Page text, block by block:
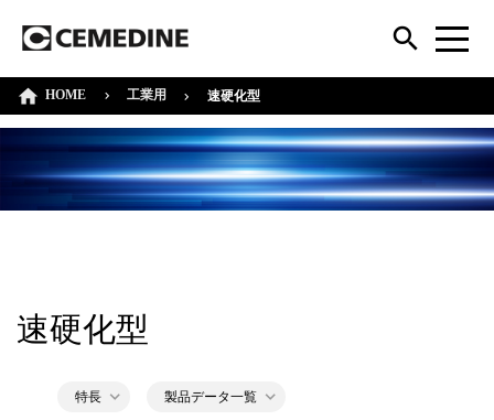
HOME 工業用 速硬化型
速硬化型
特長 製品データ一覧